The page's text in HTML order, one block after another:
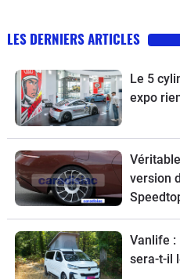
LES DERNIERS ARTICLES
Le 5
expo
version
de ce
70
Vanlife :
sera-t-il